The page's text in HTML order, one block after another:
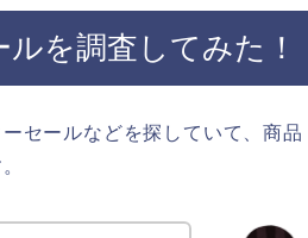
を調査してみた！
セールなどを探していて、商品